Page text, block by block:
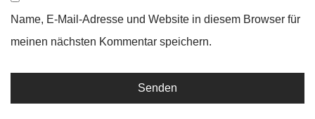
Name, E-Mail-Adresse und Website in diesem Browser für
meinen nächsten Kommentar speichern.